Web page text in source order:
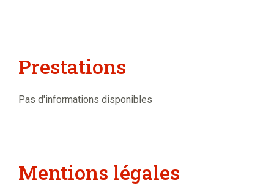
Prestations
Pas d'informations disponibles
Mentions légales